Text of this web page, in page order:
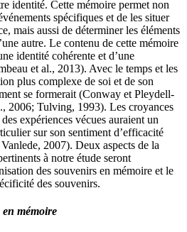
identité. Cette mémoire permet non
spécifiques et de les situer
mais aussi de déterminer les éléments
autre. Le contenu de cette mémoire
identité cohérente et d’une
et al., 2013). Avec le temps et les
plus complexe de soi et de son
se formerait (Conway et Pleydell-
2006; Tulving, 1993). Les croyances
expériences vécues auraient un
sur son sentiment d’efficacité
2007). Deux aspects de la
à notre étude seront
des souvenirs en mémoire et le
des souvenirs.
mémoire